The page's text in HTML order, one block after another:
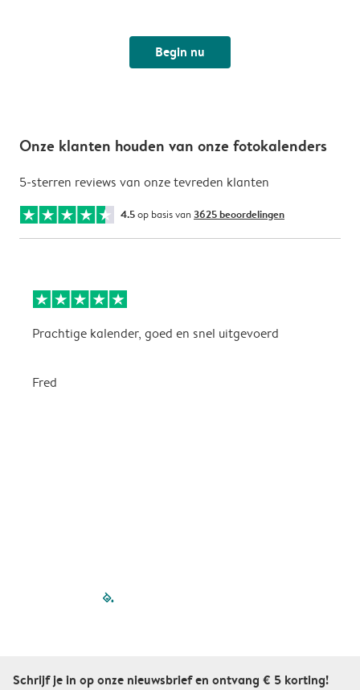
Begin nu
Onze klanten houden van onze fotokalenders
5-sterren reviews van onze tevreden klanten
4.5op basis van 3625 beoordelingen
Prachtige kalender, goed en snel uitgevoerd
Fred
filled-pagination
Schrijf je in op onze nieuwsbrief en ontvang € 5 korting!